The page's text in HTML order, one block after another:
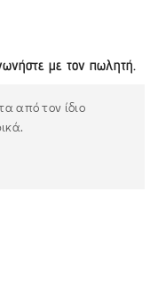
με τον πωλητή.
από τον ίδιο